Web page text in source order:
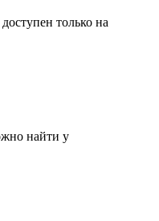
только на
найти у